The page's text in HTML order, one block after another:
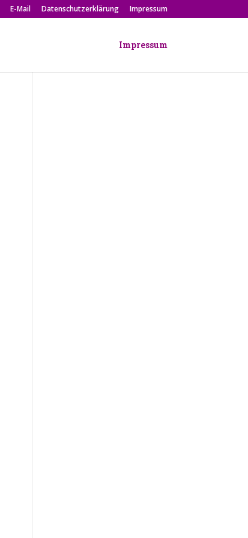
E-Mail Datenschutzerklärung Impressum
Impressum